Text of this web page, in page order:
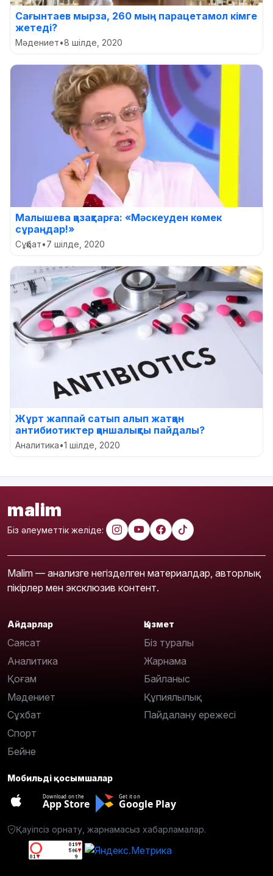
Сағынтаев мырза, 260 мың парацетамол кімге
жетеді?
Мәдениет•8 шілде, 2020
Малышева қазақтарға: «Мәскеуден көмек
сұраңдар!»
Сұқбат•7 шілде, 2020
Жұрт жаппай сатып алып жатқан
антибиотиктер қаншалықты пайдалы?
Аналитика•1 шілде, 2020
malim
Біз әлеуметтік желіде:
Malim — анализге негізделген материалдар, авторлық
пікірлер мен эксклюзив контент.
Айдарлар
Саясат
Аналитика
Қоғам
Мәдениет
Сұхбат
Спорт
Бейне
Қызмет
Біз туралы
Жарнама
Байланыс
Құпиялылық
Пайдалану ережесі
Мобильді қосымшалар
Download on the
App Store
Get it on
Google Play
Қауіпсіз орнату, жарнамасыз хабарламалар.